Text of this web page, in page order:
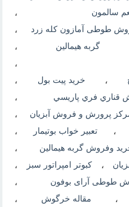
سالمون ،
طوطی آمازون کله زرد ،
گربه هیمالین ،
، خرید پیت بول ،
قناري فري پاريسي ،
پرورش و فروش آبزیان ،
، تعبیر خواب بوتیمار ،
وفروش گربه هیمالین ،
، کبوتر امپراتور سبز ،
طوطی آرای بوفون ،
، مقاله خرگوش ،